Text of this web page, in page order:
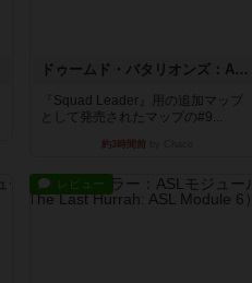
ドゥームド・バタリオンズ：ASLモジュール11
『Squad Leader』用の追加マップ
として発売されたマップの#9...
約3時間前
レビュー